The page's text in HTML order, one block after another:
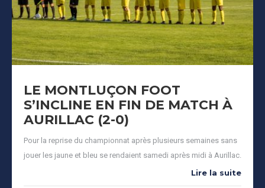
LE MONTLUÇON FOOT
S’INCLINE EN FIN DE MATCH À
AURILLAC (2-0)
Pour la reprise du championnat après plusieurs semaines sans
jouer les jaune et bleu se rendaient samedi après midi à Aurillac.
Lire la suite